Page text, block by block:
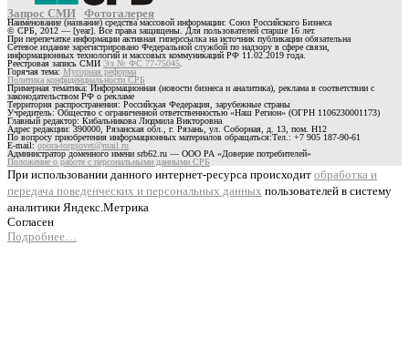
Запрос СМИ Фотогалерея
Наименование (название) средства массовой информации: Союз Российского Бизнеса
© СРБ, 2012 — [year]. Все права защищены. Для пользователей старше 16 лет.
При перепечатке информации активная гиперссылка на источник публикации обязательна
Сетевое издание зарегистрировано Федеральной службой по надзору в сфере связи,
информационных технологий и массовых коммуникаций РФ 11.02.2019 года.
Реестровая запись СМИ Эл № ФС 77-75045
Горячая тема: Мусорная реформа
Политика конфиденциальности СРБ
Примерная тематика: Информационная (новости бизнеса и аналитика), реклама в соответствии с
законодательством РФ о рекламе
Территория распространения: Российская Федерация, зарубежные страны
Учредитель: Общество с ограниченной ответственностью «Наш Регион» (ОГРН 1106230001173)
Главный редактор: Кибальникова Людмила Викторовна
Адрес редакции: 390000, Рязанская обл., г. Рязань, ул. Соборная, д. 13, пом. Н12
По вопросу приобретения информационных материалов обращаться:Тел.: +7 905 187-90-61
E-mail:opora-torgsovet@mail.ru
Администратор доменного имени srb62.ru — ООО РА «Доверие потребителей»
Положение о работе с персональными данными СРБ
При использовании данного интернет-ресурса происходит обработка и
передача поведенческих и персональных данных пользователей в систему
аналитики Яндекс.Метрика
Согласен
Подробнее…